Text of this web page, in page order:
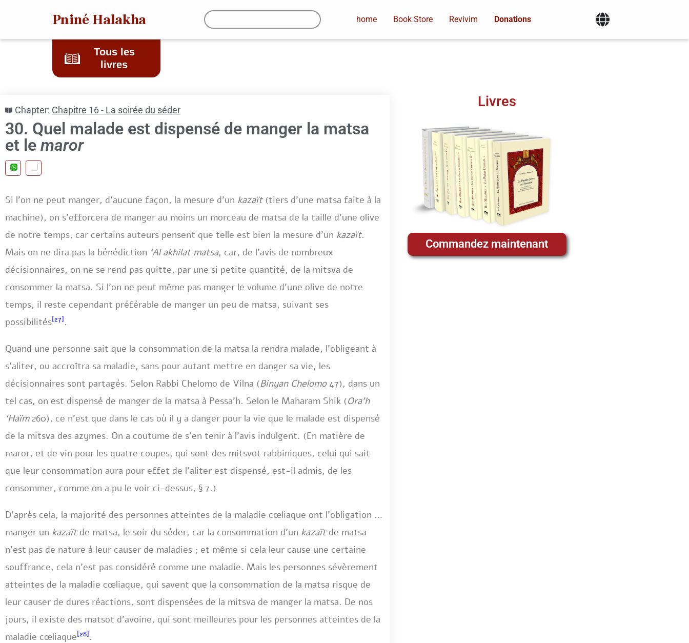
Pniné Halakha home Book Store Revivim Donations
Tous les
livres
Chapter: Chapitre 16 - La soirée du séder
30. Quel malade est dispensé de manger la matsa
et le maror
Si l’on ne peut manger, d’aucune façon, la mesure d’un kazaït(tiers d’une matsa faite à la
machine), on s’efforcera de manger au moins un morceau de matsa de la taille d’une olive
de notre temps, car certains auteurs pensent que telle est bien la mesure d’un kazaït.
Mais on ne dira pas la bénédiction ‘Al akhilat matsa, car, de l’avis de nombreux
décisionnaires, on ne se rend pas quitte, par une si petite quantité, de la mitsva de
consommer la matsa. Si l’on ne peut même pas manger le volume d’une olive de notre
temps, il reste cependant préférable de manger un peu de matsa, suivant ses
possibilités[27] .
Quand une personne sait que la consommation de la matsa la rendra malade, l’obligeant à
s’aliter, ou accroîtra sa maladie, sans pour autant mettre en danger sa vie, les
décisionnaires sont partagés. Selon Rabbi Chelomo de Vilna (Binyan Chelomo47), dans un
tel cas, on est dispensé de manger de la matsa à Pessa’h. Selon le Maharam Shik (Ora’h
‘Haïm260), ce n’est que dans le cas où il y a danger pour la vie que le malade est dispensé
de la mitsva des azymes. On a coutume de s’en tenir à l’avis indulgent. (En matière de
maror, et de vin pour les quatre coupes, qui sont des mitsvot rabbiniques, celui qui sait
que leur consommation aura pour effet de l’aliter est dispensé, est-il admis, de les
consommer, comme on a pu le voir ci-dessus, § 7.)
D’après cela, la majorité des personnes atteintes de la maladie cœliaque ont l’obligation de
manger un kazaïtde matsa, le soir du séder, car la consommation d’un kazaït de matsa
n’est pas de nature à leur causer de maladies ; et même si cela leur cause une certaine
souffrance, cela n’est pas considéré comme une maladie. Mais les personnes sévèrement
atteintes de la maladie cœliaque, qui savent que la consommation de la matsa risque de
leur causer de dures réactions, sont dispensées de la mitsva de manger la matsa. De nos
jours, il existe des matsot d’avoine, qui sont meilleures pour les personnes atteintes de la
maladie cœliaque[28] .
Livres
Commandez maintenant